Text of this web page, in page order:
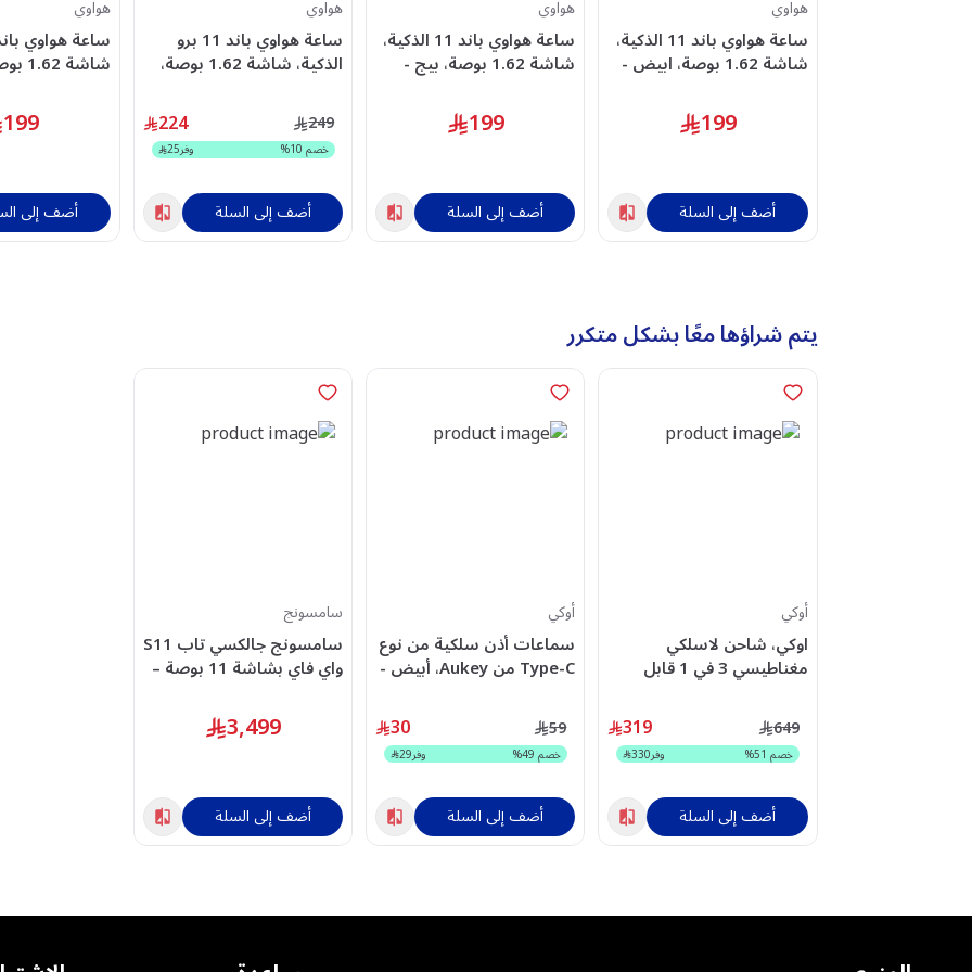
هواوي
ساعة هواوي باند 11 الذكية،
شاشة 1.62 بوصة، ابيض -
199
أضف إلى السلة
هواوي
ساعة هواوي باند 11 الذكية،
شاشة 1.62 بوصة، بيج -
199
أضف إلى السلة
هواوي
ساعة هواوي باند 11 برو
الذكية، شاشة 1.62 بوصة،
224 249
خصم10
% وفر25
أضف إلى السلة
هواوي
199
أضف إلى
يتم شراؤها معًا بشكل متكرر
أوكي
اوكي، شاحن لاسلكي
مغناطيسي 3 في 1 قابل
319 649
خصم 51
% وفر330
أضف إلى السلة
أوكي
سماعات أذن سلكية من نوع
Type-C من Aukey، أبيض -
30 59
خصم49
% وفر29
أضف إلى السلة
سامسونج
سامسونج جالكسي تاب S11
واي فاي بشاشة 11 بوصة –
3,499
أضف إلى السلة